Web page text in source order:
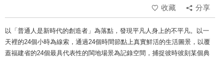
收藏
分享
以「普通人是新時代的創造者」為落點，發現平凡人身上的不平凡。以一
天裡的24個小時為線索，通過24個時間節點上真實鮮活的生活圖景，以覆
蓋福建省的24個最具代表性的閩地場景為記錄空間，捕捉彼時彼刻某個典